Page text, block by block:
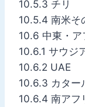
10.5.3 チリ
10.5.4 南米そ
10.6 中東・ア
10.6.1 サウジ
10.6.2 UAE
10.6.3 カター
10.6.4 南アフ